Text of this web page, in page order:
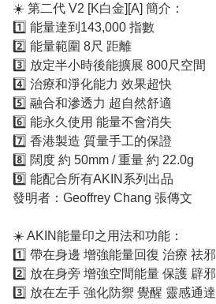
☀️ 第二代 V2 [K白金][A] 簡介：
1️⃣ 能量達到143,000 指數
2️⃣ 能量範圍 8尺 距離
3️⃣ 放定半小時後能擴展 800尺空間
4️⃣ 治療和淨化能力 效果超快
5️⃣ 融合和滲透力 超自然舒適
6️⃣ 能永久使用 能量不會消失
7️⃣ 香港製造 質量手工的保證
8️⃣ 闊度 約 50mm / 重量 約 22.0g
9️⃣ 能配合所有AKIN系列出品
發明者：Geoffrey Chang 張傳文
☀️ AKIN能量印之用法和功能：
1️⃣ 帶在身邊 增強能量回復 治療 祛邪
2️⃣ 放在身旁 增強空間能量 保護 辟邪
3️⃣ 放在左手 強化防禦 覺醒 靈感通達